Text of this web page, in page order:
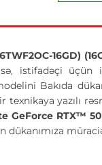
16GD)
istifadəçi
Bakıda
texnikaya yazılı
GeForce RTX™